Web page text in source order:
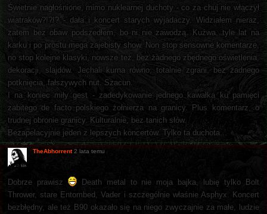
Świetnie nagłośnione, mimo nuklearnej duchoty - co za chuj nie włączył
wiatraków?!?!? - dała i koncert starych wyjadaczy. Widziałem nieraz,
zatem bez obaw podszedłem, bo ni nie zawodzą. Kuźwa, tyle lat na
karku i po prostu mega zajebisty show. Non stop sensowne komentarze,
no stop kolejne klasyki, nowsze też, bez żadnego zbędnego oświetlenia,
dekoracji, slajdów. Jechali kurna równo, totalnie zgrani, bez żadnego
potknięcia, fałszywych nut. Szacun.
I na koniec miły gest - zadedykowanie jednego kawałka ku pamięci
zabitego de facto polskiego żołnierza na granicy. Plus komentarz, o
trudnej obronie granicy. Kulturalnie, bez tanich słów.
Bezapelacyjnie jeden z lepszych koncertów. Tylko ta duchota...
TheAbhorrent 2 lata temu
Dobrze prawisz
Death metal to nie moja bajka, lubię tylko Bolt
Thrower, stare Entombed, Vader i szczególnie właśnie Asphyx. Koncert
bezbłędny, ale też B90 okazało się na niego zwyczajnie za małe, ludzie